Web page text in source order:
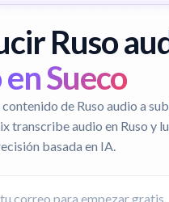
Ruso
Sueco
de Ruso audio a
transcribe audio en Ruso y
basada en IA.